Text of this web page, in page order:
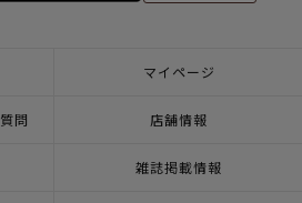
マイページ
問 店舗情報
雑誌掲載情報